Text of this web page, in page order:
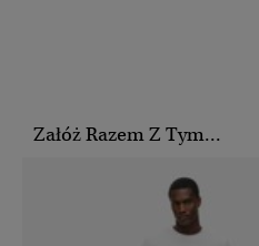
Załóż Razem Z Tym...